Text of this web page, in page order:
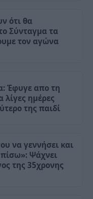
ότι θα
Σύνταγμα τα
τον αγώνα
Έφυγε απο τη
ημέρες
της παιδί
να γεννήσει και
Ψάχνει
της 35χρονης